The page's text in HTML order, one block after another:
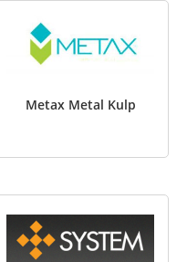
Metax Metal Kulp